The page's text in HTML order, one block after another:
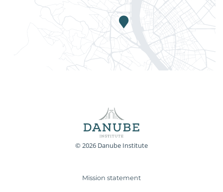
© 2026 Danube Institute
Mission statement